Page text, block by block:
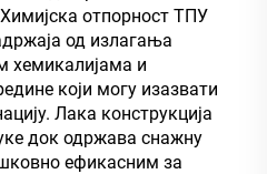
отпорност ТПУ
од излагања
хемикалијама и
који могу изазвати
Лака конструкција
док одржава снажну
ефикасним за